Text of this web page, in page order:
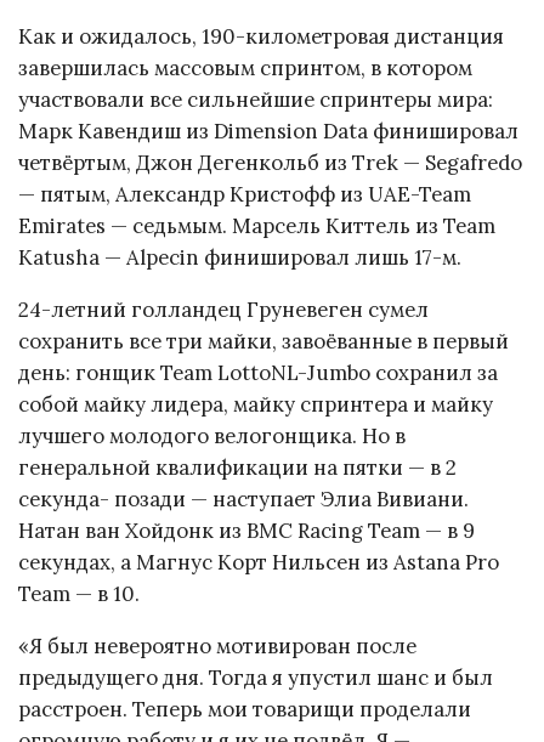
Как и ожидалось, 190-километровая дистанция
завершилась массовым спринтом, в котором
участвовали все сильнейшие спринтеры мира:
Марк Кавендиш из Dimension Data финишировал
четвёртым, Джон Дегенкольб из Trek — Segafredo
— пятым, Александр Кристофф из UAE-Team
Emirates — седьмым. Марсель Киттель из Team
Katusha — Alpecin финишировал лишь 17-м.
24-летний голландец Груневеген сумел
сохранить все три майки, завоёванные в первый
день: гонщик Team LottoNL-Jumbo сохранил за
собой майку лидера, майку спринтера и майку
лучшего молодого велогонщика. Но в
генеральной квалификации на пятки — в 2
секунда- позади — наступает Элиа Вивиани.
Натан ван Хойдонк из BMC Racing Team — в 9
секундах, а Магнус Корт Нильсен из Astana Pro
Team — в 10.
«Я был невероятно мотивирован после
предыдущего дня. Тогда я упустил шанс и был
расстроен. Теперь мои товарищи проделали